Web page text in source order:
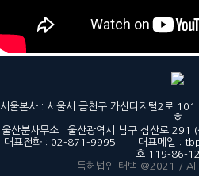
서울본사 : 서울시 금천구 가산디지털2로
호
울산분사무소 : 울산광역시 남구 삼산로 291
대표전화 : 02-871-9995 대표메일 :
호 119-86-
특허법인 태백 @2021 /